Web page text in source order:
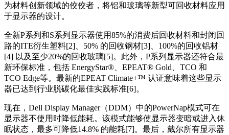
为材料创新领域的佼佼者，将铝和玻璃等新型可回收材料应用
于显示器的设计。
全新P系列和S系列显示器使用85%的消费后回收材料和封闭回
路的ITE衍生塑料[2]、50% 的回收钢材[3]、100%的回收铝材
[4] 以及至少20%的回收玻璃[5]。此外，P系列显示器还符合最
新环保标准，包括 EnergyStar®、EPEAT® Gold、TCO 和
TCO Edge等。最新的EPEAT Climate+™ 认证意味着这些显示
器已达到行业脱碳化最佳实践标准[6]。
现在，Dell Display Manager（DDM）中的PowerNap模式可在
显示器不使用时降低能耗。该模式能够使显示器变暗或进入休
眠状态，最多可降低14.8% 的能耗[7]。最后，戴尔所有显示器